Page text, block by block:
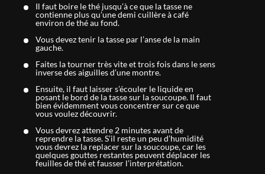
Il faut boire le thé jusqu’à ce que la tasse ne
contienne plus qu’une demi cuillère à café
environ de thé au fond.
Vous devez tenir la tasse par l’anse de la main
gauche.
Faites la tourner très vite et trois fois dans le sens
inverse des aiguilles d’une montre.
Ensuite, il faut laisser s’écouler le liquide en
posant le bord de la tasse sur la soucoupe. Il faut
bien évidemment vous concentrer sur ce que
vous voulez découvrir.
Vous devrez attendre 2 minutes avant de
reprendre la tasse. S’il reste un peu d’humidité
vous devrez la replacer sur la soucoupe, car les
quelques gouttes restantes peuvent déplacer les
feuilles de thé et fausser l’interprétation.